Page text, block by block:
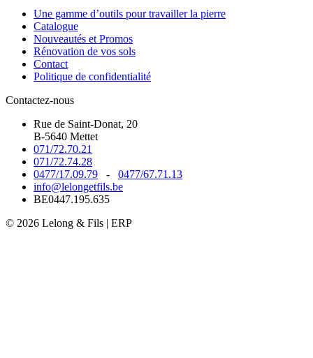
Une gamme d’outils pour travailler la pierre
Catalogue
Nouveautés et Promos
Rénovation de vos sols
Contact
Politique de confidentialité
Contactez-nous
Rue de Saint-Donat, 20
B-5640 Mettet
071/72.70.21
071/72.74.28
0477/17.09.79 - 0477/67.71.13
info@lelongetfils.be
BE0447.195.635
© 2026 Lelong & Fils | ERP